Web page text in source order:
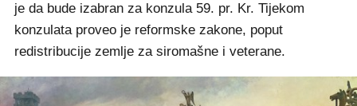
je da bude izabran za konzula 59. pr. Kr. Tijekom
konzulata proveo je reformske zakone, poput
redistribucije zemlje za siromašne i veterane.